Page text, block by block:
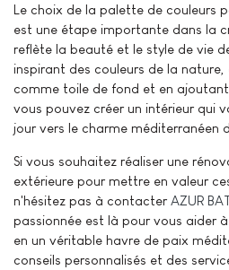
Le choix de la palette de couleurs
est une étape importante dans la
reflète la beauté et le style de vie
inspirant des couleurs de la
comme toile de fond et en
vous pouvez créer un intérieur qui
jour vers le charme méditerranéen
Si vous souhaitez réaliser une
extérieure pour mettre en valeur
n'hésitez pas à contacter AZUR
passionnée est là pour vous aider
en un véritable havre de paix
conseils personnalisés et des